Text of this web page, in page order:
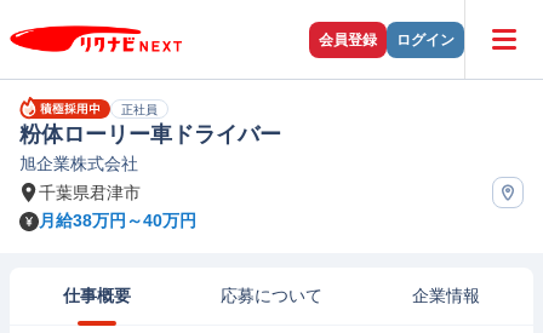
会員登録 ログイン
正社員
粉体ローリー車ドライバー
旭企業株式会社
千葉県君津市
月給38万円～40万円
仕事概要 応募について 企業情報